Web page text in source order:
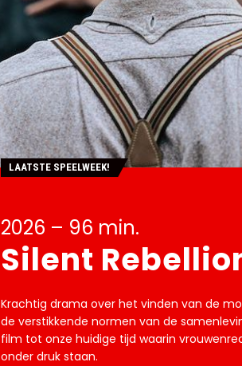
2026 – 96 min.
Silent
LAATSTE SPEELWEEK!
Krachtig drama over het vinden van de
de verstikkende normen van de
film tot onze huidige tijd waarin
onder druk staan.